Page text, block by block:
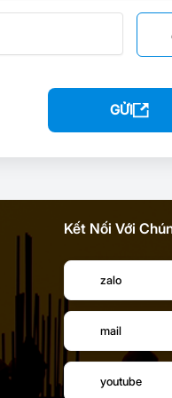
GỬI
Kết Nối Với
zalo
mail
youtube